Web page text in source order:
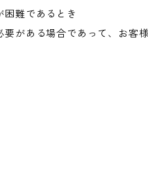
困難であるとき
がある場合であって、お客